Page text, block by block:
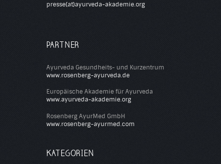
presse(at)ayurveda-akademie.org
PARTNER
Ayurveda Gesundheits- und Kurzentrum
www.rosenberg-ayurveda.de
Europäische Akademie für Ayurveda
www.ayurveda-akademie.org
Rosenberg AyurMed GmbH
www.rosenberg-ayurmed.com
KATEGORIEN